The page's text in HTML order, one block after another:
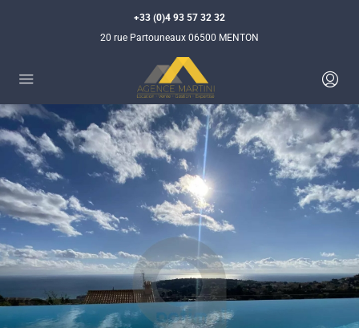
+33 (0)4 93 57 32 32
20 rue Partouneaux 06500 MENTON